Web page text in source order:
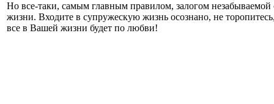
Но все-таки, самым главным правилом, залогом
жизни. Входите в супружескую жизнь осознано, не
все в Вашей жизни будет по любви!